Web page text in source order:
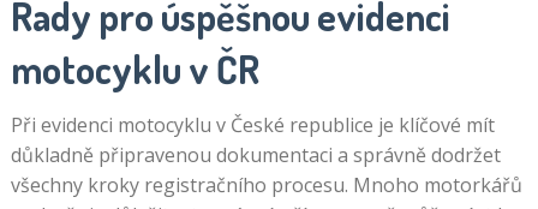
Rady pro úspěšnou evidenci
motocyklu v ČR
Při evidenci motocyklu v České republice je klíčové mít
důkladně připravenou dokumentaci a správně dodržet
všechny kroky registračního procesu. Mnoho motorkářů